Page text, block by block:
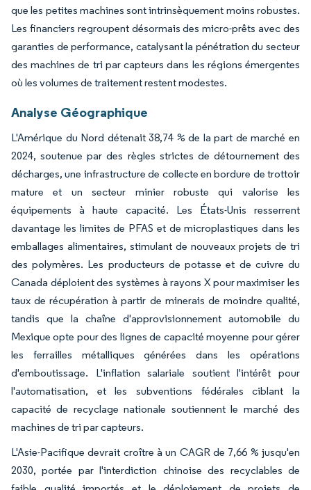
que les petites machines sont intrinsèquement moins robustes.
Les financiers regroupent désormais des micro-prêts avec des
garanties de performance, catalysant la pénétration du secteur
des machines de tri par capteurs dans les régions émergentes
où les volumes de traitement restent modestes.
Analyse Géographique
L'Amérique du Nord détenait 38,74 % de la part de marché en
2024, soutenue par des règles strictes de détournement des
décharges, une infrastructure de collecte en bordure de trottoir
mature et un secteur minier robuste qui valorise les
équipements à haute capacité. Les États-Unis resserrent
davantage les limites de PFAS et de microplastiques dans les
emballages alimentaires, stimulant de nouveaux projets de tri
des polymères. Les producteurs de potasse et de cuivre du
Canada déploient des systèmes à rayons X pour maximiser les
taux de récupération à partir de minerais de moindre qualité,
tandis que la chaîne d'approvisionnement automobile du
Mexique opte pour des lignes de capacité moyenne pour gérer
les ferrailles métalliques générées dans les opérations
d'emboutissage. L'inflation salariale soutient l'intérêt pour
l'automatisation, et les subventions fédérales ciblant la
capacité de recyclage nationale soutiennent le marché des
machines de tri par capteurs.
L'Asie-Pacifique devrait croître à un CAGR de 7,66 % jusqu'en
2030, portée par l'interdiction chinoise des recyclables de